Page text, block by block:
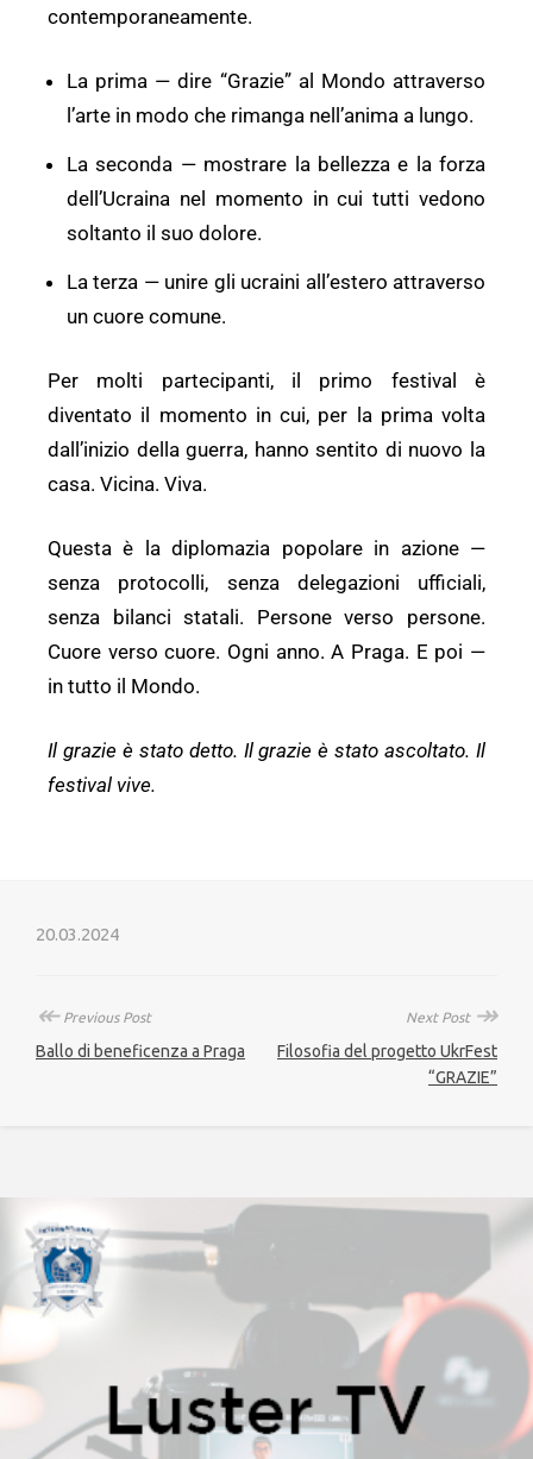
contemporaneamente.
La prima — dire “Grazie” al Mondo attraverso
l’arte in modo che rimanga nell’anima a lungo.
La seconda — mostrare la bellezza e la forza
dell’Ucraina nel momento in cui tutti vedono
soltanto il suo dolore.
La terza — unire gli ucraini all’estero attraverso
un cuore comune.
Per molti partecipanti, il primo festival è
diventato il momento in cui, per la prima volta
dall’inizio della guerra, hanno sentito di nuovo la
casa. Vicina. Viva.
Questa è la diplomazia popolare in azione —
senza protocolli, senza delegazioni ufficiali,
senza bilanci statali. Persone verso persone.
Cuore verso cuore. Ogni anno. A Praga. E poi —
in tutto il Mondo.
Il grazie è stato detto. Il grazie è stato ascoltato. Il
festival vive.
20.03.2024
↞Previous Post
Ballo di beneficenza a Praga
Next Post ↠
Filosofia del progetto UkrFest
“GRAZIE”